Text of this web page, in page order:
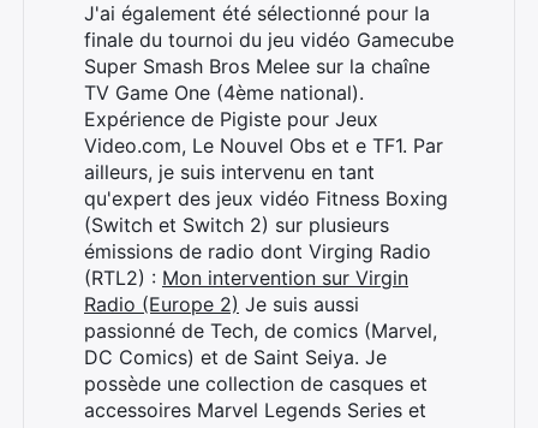
J'ai également été sélectionné pour la
finale du tournoi du jeu vidéo Gamecube
Super Smash Bros Melee sur la chaîne
TV Game One (4ème national).
Expérience de Pigiste pour Jeux
Video.com, Le Nouvel Obs et e TF1. Par
ailleurs, je suis intervenu en tant
qu'expert des jeux vidéo Fitness Boxing
(Switch et Switch 2) sur plusieurs
émissions de radio dont Virging Radio
(RTL2) : Mon intervention sur Virgin
Radio (Europe 2) Je suis aussi
passionné de Tech, de comics (Marvel,
DC Comics) et de Saint Seiya. Je
possède une collection de casques et
accessoires Marvel Legends Series et